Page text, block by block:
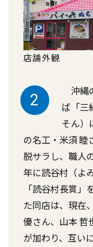
店舗外観
2
沖縄
ば「三
そん）
の名工・米須 睦
脱サラし、職人
年に読谷村（よ
「読谷村長賞
た同店は、現在
優さん、山本 哲
が加わり、互い